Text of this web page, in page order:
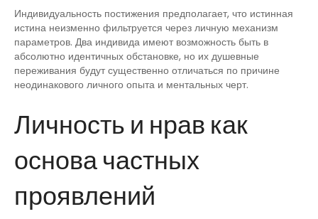
Индивидуальность постижения предполагает, что истинная
истина неизменно фильтруется через личную механизм
параметров. Два индивида имеют возможность быть в
абсолютно идентичных обстановке, но их душевные
переживания будут существенно отличаться по причине
неодинакового личного опыта и ментальных черт.
Личность и нрав как
основа частных
проявлений